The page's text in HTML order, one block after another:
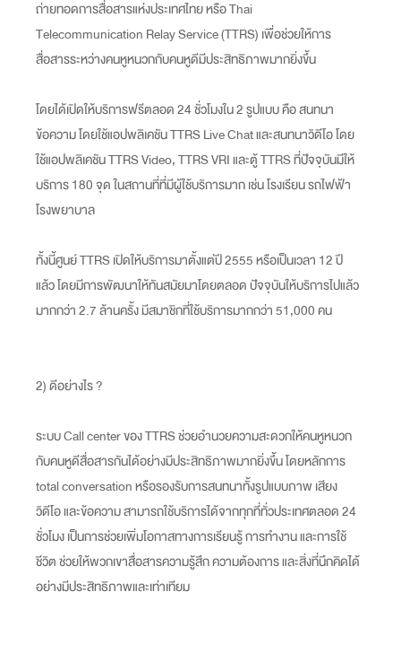
ถ่ายทอดการสื่อสารแห่งประเทศไทย หรือ Thai
Telecommunication Relay Service (TTRS) เพื่อช่วยให้การ
สื่อสารระหว่างคนหูหนวกกับคนหูดีมีประสิทธิภาพมากยิ่งขึ้น
โดยได้เปิดให้บริการฟรีตลอด 24 ชั่วโมงใน 2 รูปแบบ คือ สนทนา
ข้อความ โดยใช้แอปพลิเคชัน TTRS Live Chat และสนทนาวิดีโอ โดย
ใช้แอปพลิเคชัน TTRS Video, TTRS VRI และตู้ TTRS ที่ปัจจุบันมีให้
บริการ 180 จุด ในสถานที่ที่มีผู้ใช้บริการมาก เช่น โรงเรียน รถไฟฟ้า
โรงพยาบาล
ทั้งนี้ศูนย์ TTRS เปิดให้บริการมาตั้งแต่ปี 2555 หรือเป็นเวลา 12 ปี
แล้ว โดยมีการพัฒนาให้ทันสมัยมาโดยตลอด ปัจจุบันให้บริการไปแล้ว
มากกว่า 2.7 ล้านครั้ง มีสมาชิกที่ใช้บริการมากกว่า 51,000 คน
2) ดีอย่างไร ?
ระบบ Call center ของ TTRS ช่วยอำนวยความสะดวกให้คนหูหนวก
กับคนหูดีสื่อสารกันได้อย่างมีประสิทธิภาพมากยิ่งขึ้น โดยหลักการ
total conversation หรือรองรับการสนทนาทั้งรูปแบบภาพ เสียง
วิดีโอ และข้อความ สามารถใช้บริการได้จากทุกที่ทั่วประเทศตลอด 24
ชั่วโมง เป็นการช่วยเพิ่มโอกาสทางการเรียนรู้ การทำงาน และการใช้
ชีวิต ช่วยให้พวกเขาสื่อสารความรู้สึก ความต้องการ และสิ่งที่นึกคิดได้
อย่างมีประสิทธิภาพและเท่าเทียม